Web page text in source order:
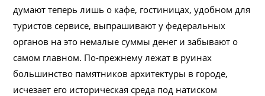
думают теперь лишь о кафе, гостиницах, удобном для
туристов сервисе, выпрашивают у федеральных
органов на это немалые суммы денег и забывают о
самом главном. По-прежнему лежат в руинах
большинство памятников архитектуры в городе,
исчезает его историческая среда под натиском